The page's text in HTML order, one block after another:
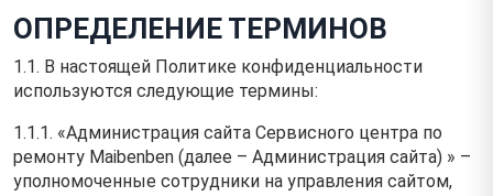
ОПРЕДЕЛЕНИЕ ТЕРМИНОВ
1.1. В настоящей Политике конфиденциальности
используются следующие термины:
1.1.1. «Администрация сайта Сервисного центра по
ремонту Maibenben (далее – Администрация сайта) » –
уполномоченные сотрудники на управления сайтом,